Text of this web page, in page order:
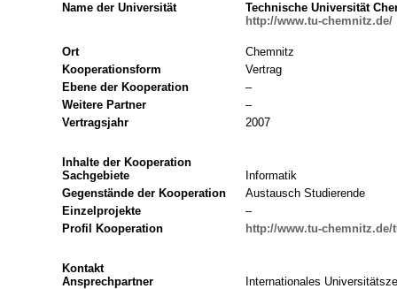
Name der Universität
Technische Universität
http://www.tu-chemnitz.de/
Ort
Chemnitz
Kooperationsform
Vertrag
Ebene der Kooperation
–
Weitere Partner
–
Vertragsjahr
2007
Inhalte der Kooperation
Sachgebiete
Informatik
Gegenstände der Kooperation
Austausch Studierende
Einzelprojekte
–
Profil Kooperation
http://www.tu-chemnitz.de/
Kontakt
Ansprechpartner
Internationales